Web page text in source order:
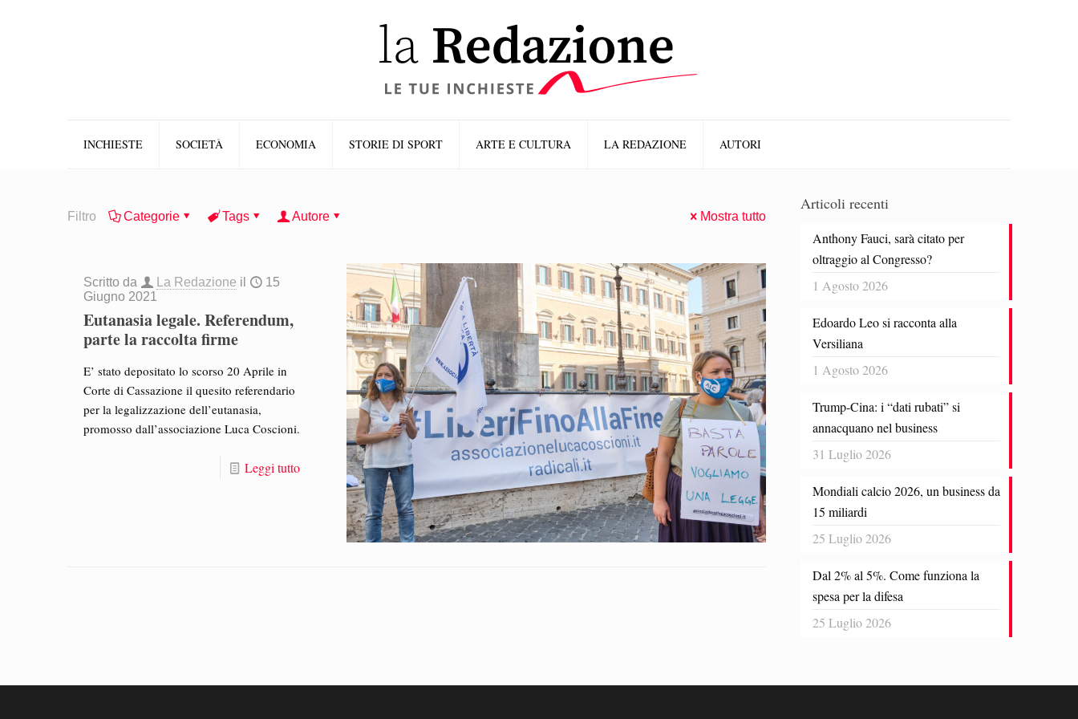
INCHIESTE SOCIETÀ ECONOMIA STORIE DI SPORT ARTE E CULTURA LA REDAZIONE AUTORI
Filtro Categorie Tags Autore Mostra tutto
Scritto da La Redazione il
15
Giugno 2021
Eutanasia legale. Referendum,
parte la raccolta firme
E’ stato depositato lo scorso 20 Aprile in
Corte di Cassazione il quesito referendario
per la legalizzazione dell’eutanasia,
promosso dall’associazione Luca Coscioni.
Leggi tutto
Articoli recenti
Anthony Fauci, sarà citato per
oltraggio al Congresso?
1 Agosto 2026
Edoardo Leo si racconta alla
Versiliana
1 Agosto 2026
Trump-Cina: i “dati rubati” si
annacquano nel business
31 Luglio 2026
Mondiali calcio 2026, un business da
15 miliardi
25 Luglio 2026
Dal 2% al 5%. Come funziona la
spesa per la difesa
25 Luglio 2026